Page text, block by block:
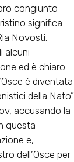
congiunto
significa
Novosti.
alcuni
ed è chiaro
è diventata
della Nato”
accusando la
questa
e,
dell’Osce per